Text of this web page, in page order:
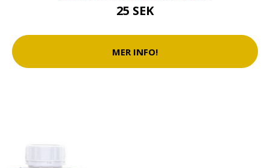
25 SEK
MER INFO!